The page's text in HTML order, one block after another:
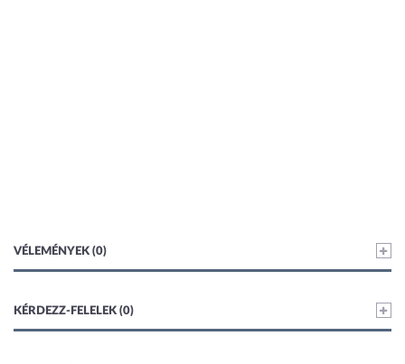
VÉLEMÉNYEK (0)
KÉRDEZZ-FELELEK (0)